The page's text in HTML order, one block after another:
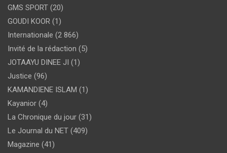
GMS SPORT (20)
GOUDI KOOR (1)
Internationale (2 866)
Invité de la rédaction (5)
JOTAAYU DINEE JI (1)
Justice (96)
KAMANDIENE ISLAM (1)
Kayanior (4)
La Chronique du jour (31)
Le Journal du NET (409)
Magazine (41)